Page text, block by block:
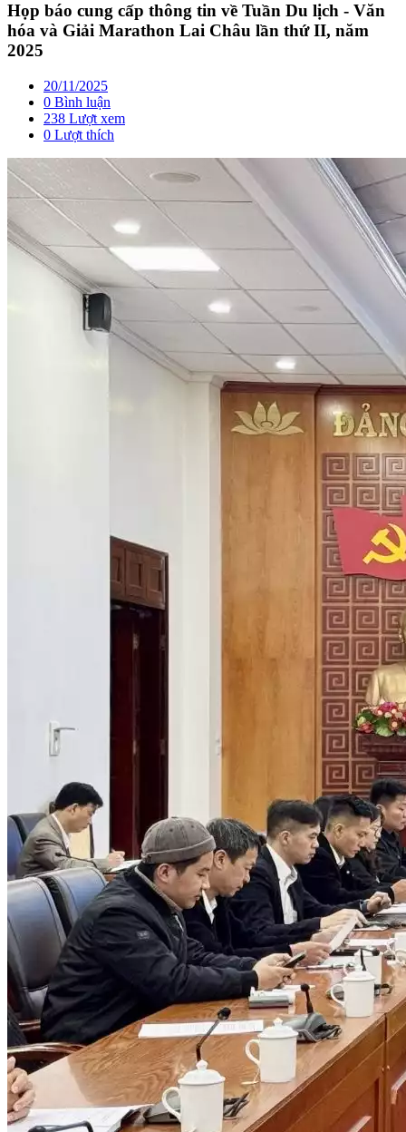
Họp báo cung cấp thông tin về Tuần Du lịch - Văn
hóa và Giải Marathon Lai Châu lần thứ II, năm
2025
20/11/2025
0 Bình luận
238 Lượt xem
0 Lượt thích